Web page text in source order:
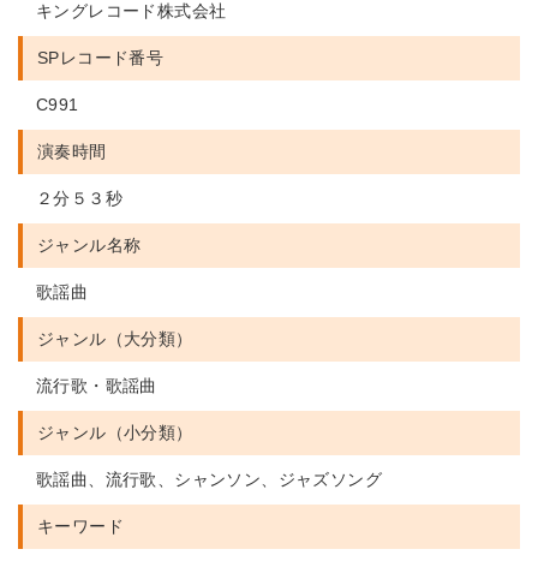
キングレコード株式会社
SPレコード番号
C991
演奏時間
２分５３秒
ジャンル名称
歌謡曲
ジャンル（大分類）
流行歌・歌謡曲
ジャンル（小分類）
歌謡曲、流行歌、シャンソン、ジャズソング
キーワード